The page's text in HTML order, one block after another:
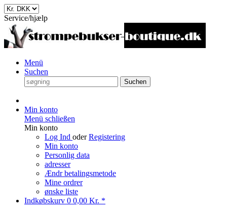
Service/hjælp
Menü
Suchen
Suchen
Min konto
Menü schließen
Min konto
Log Ind oderRegistering
Min konto
Personlig data
adresser
Ændr betalingsmetode
Mine ordrer
ønske liste
Indkøbskurv 0 0,00 Kr. *